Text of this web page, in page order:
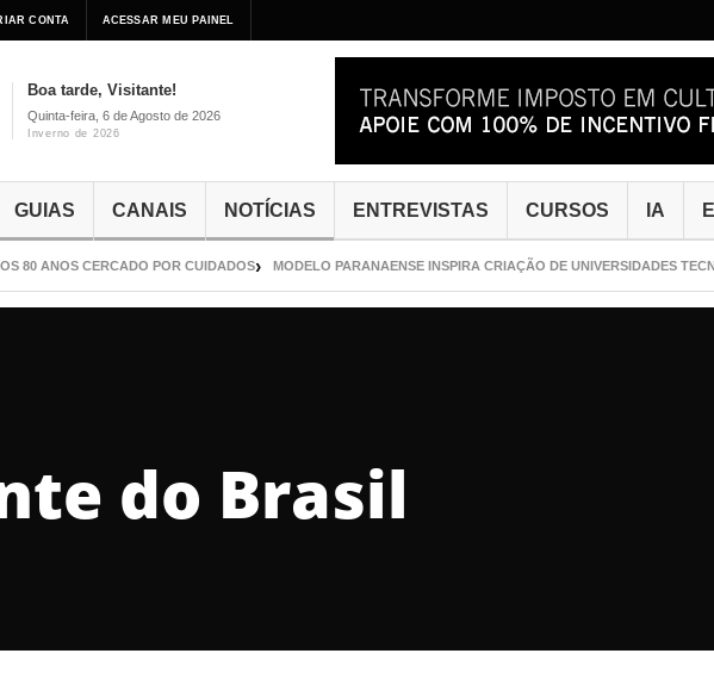
CONTA ACESSAR MEU PAINEL
Boa tarde, Visitante!
Quinta-feira, 6 de Agosto de 2026
Inverno de 2026
GUIAS CANAIS NOTÍCIAS ENTREVISTAS CURSOS IA
80 ANOS CERCADO POR CUIDADOS MODELO PARANAENSE INSPIRA CRIAÇÃO DE UNIVERSIDADES
do Brasil